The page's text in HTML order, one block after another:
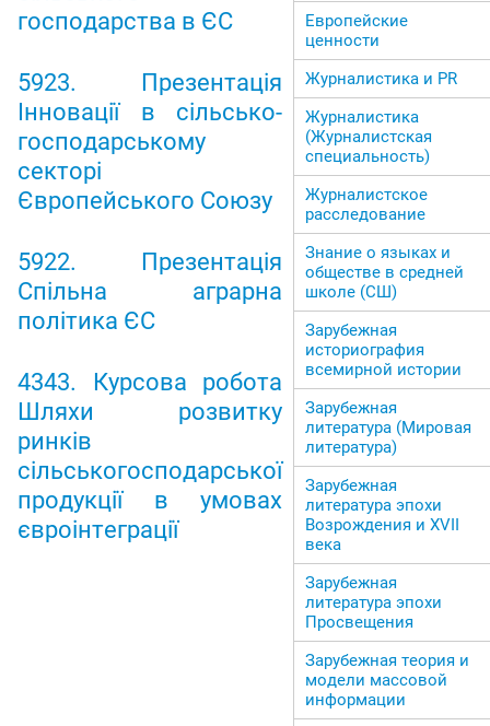
господарства в ЄС
5923. Презентація
Інновації в сільсько-
господарському
секторі
Європейського Союзу
5922. Презентація
Спільна аграрна
політика ЄС
4343. Курсова робота
Шляхи розвитку
ринків
сільськогосподарської
продукції в умовах
євроінтеграції
Европейские
ценности
Журналистика и PR
Журналистика
(Журналистская
специальность)
Журналистское
расследование
Знание о языках и
обществе в средней
школе (СШ)
Зарубежная
историография
всемирной истории
Зарубежная
литература (Мировая
литература)
Зарубежная
литература эпохи
Возрождения и ХVII
века
Зарубежная
литература эпохи
Просвещения
Зарубежная теория и
модели массовой
информации